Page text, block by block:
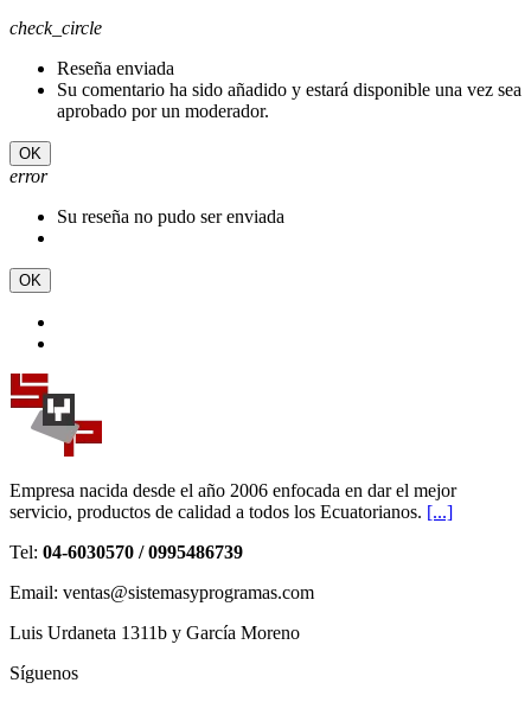
check_circle
Reseña enviada
Su comentario ha sido añadido y estará disponible una vez sea
aprobado por un moderador.
OK
error
Su reseña no pudo ser enviada
OK
Empresa nacida desde el año 2006 enfocada en dar el mejor
servicio, productos de calidad a todos los Ecuatorianos. [...]
Tel: 04-6030570 / 0995486739
Email: ventas@sistemasyprogramas.com
Luis Urdaneta 1311b y García Moreno
Síguenos